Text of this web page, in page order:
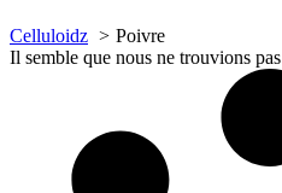
Celluloidz
Poivre
Il semble que nous ne trouvions